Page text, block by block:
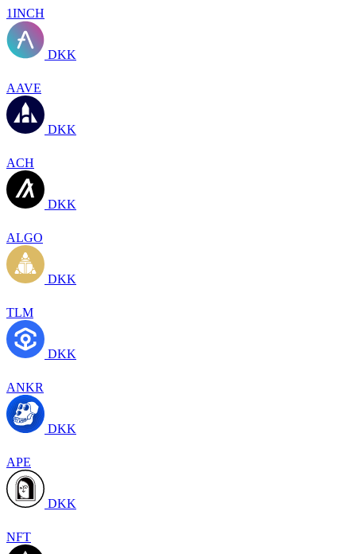
1INCH
DKK
AAVE
DKK
ACH
DKK
ALGO
DKK
TLM
DKK
ANKR
DKK
APE
DKK
NFT